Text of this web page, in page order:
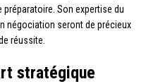
Son expertise du
négociation seront de précieux
réussite.
stratégique